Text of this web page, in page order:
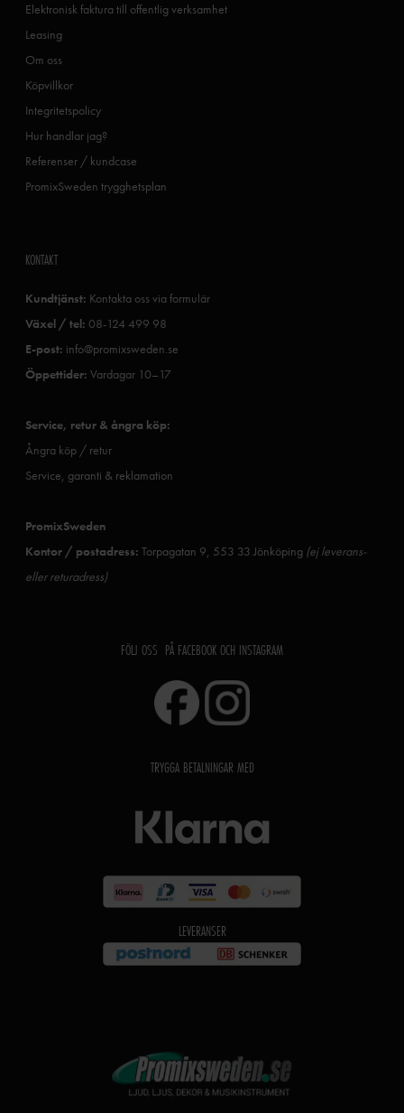
Elektronisk faktura till offentlig verksamhet
Leasing
Om oss
Köpvillkor
Integritetspolicy
Hur handlar jag?
Referenser / kundcase
PromixSweden trygghetsplan
KONTAKT
Kundtjänst: Kontakta oss via formulär
Växel / tel: 08-124 499 98
E-post: info@promixsweden.se
Öppettider: Vardagar 10–17
Service, retur & ångra köp:
Ångra köp / retur
Service, garanti & reklamation
PromixSweden
Kontor / postadress: Torpagatan 9, 553 33 Jönköping (ej leverans-
eller returadress)
FÖLJ OSS PÅ FACEBOOK OCH INSTAGRAM
TRYGGA BETALNINGAR MED
LEVERANSER